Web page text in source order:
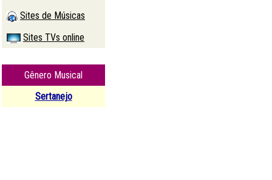
Sites de Músicas
Sites TVs online
Gênero Musical
Sertanejo